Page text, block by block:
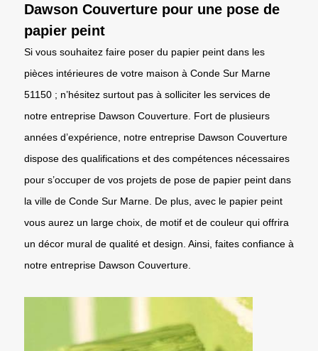
Dawson Couverture pour une pose de
papier peint
Si vous souhaitez faire poser du papier peint dans les
pièces intérieures de votre maison à Conde Sur Marne
51150 ; n’hésitez surtout pas à solliciter les services de
notre entreprise Dawson Couverture. Fort de plusieurs
années d’expérience, notre entreprise Dawson Couverture
dispose des qualifications et des compétences nécessaires
pour s’occuper de vos projets de pose de papier peint dans
la ville de Conde Sur Marne. De plus, avec le papier peint
vous aurez un large choix, de motif et de couleur qui offrira
un décor mural de qualité et design. Ainsi, faites confiance à
notre entreprise Dawson Couverture.